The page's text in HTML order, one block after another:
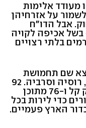
מעודד אלימות
על אזרחיהן
אבל הדו"ח
אכיפה לקויה
בלתי רצויים
שם תחמושת
מבולגריה, צ'כיה, הונגריה, רומניה, רוסיה וסרביה. 92
מדינות ברחבי העולם מייצרות נשק קל ו-76 מתוכן
כדי לירות בכל
הארץ פעמיים.